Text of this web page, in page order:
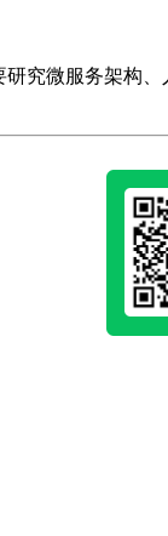
究微服务架构、